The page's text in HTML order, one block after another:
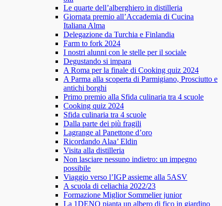
Le quarte dell’alberghiero in distilleria
Giornata premio all’Accademia di Cucina
Italiana Alma
Delegazione da Turchia e Finlandia
Farm to fork 2024
I nostri alunni con le stelle per il sociale
Degustando si impara
A Roma per la finale di Cooking quiz 2024
A Parma alla scoperta di Parmigiano, Prosciutto e
antichi borghi
Primo premio alla Sfida culinaria tra 4 scuole
Cooking quiz 2024
Sfida culinaria tra 4 scuole
Dalla parte dei più fragili
Lagrange al Panettone d’oro
Ricordando Alaa’ Eldin
Visita alla distilleria
Non lasciare nessuno indietro: un impegno
possibile
Viaggio verso l’IGP assieme alla 5ASV
A scuola di celiachia 2022/23
Formazione Miglior Sommelier junior
La 1DENO pianta un albero di fico in giardino